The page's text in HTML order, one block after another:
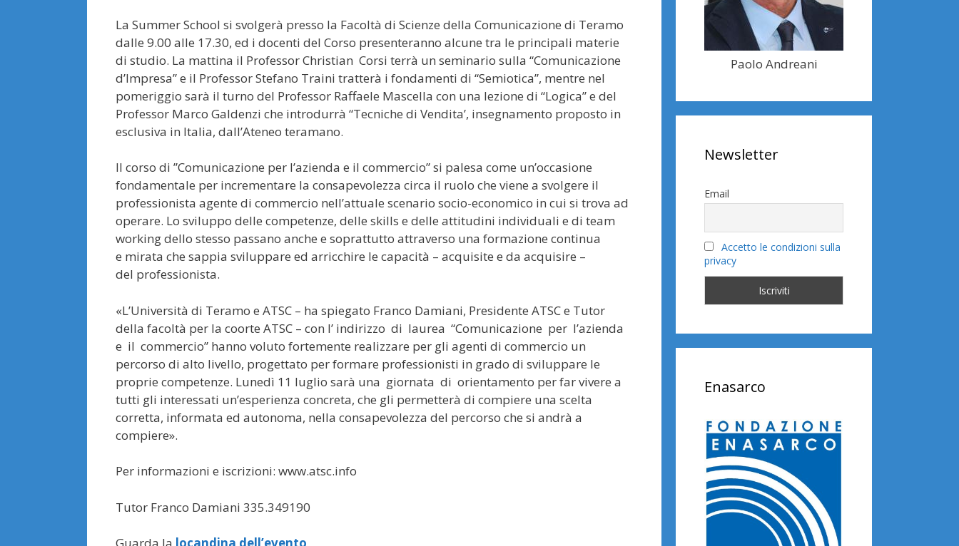
La Summer School si svolgerà presso la Facoltà di Scienze della Comunicazione di Teramo
dalle 9.00 alle 17.30, ed i docenti del Corso presenteranno alcune tra le principali materie
di studio. La mattina il Professor Christian Corsi terrà un seminario sulla “Comunicazione
d’Impresa” e il Professor Stefano Traini tratterà i fondamenti di “Semiotica”, mentre nel
pomeriggio sarà il turno del Professor Raffaele Mascella con una lezione di “Logica” e del
Professor Marco Galdenzi che introdurrà “Tecniche di Vendita’, insegnamento proposto in
esclusiva in Italia, dall’Ateneo teramano.
Il corso di ”Comunicazione per l’azienda e il commercio” si palesa come un’occasione
fondamentale per incrementare la consapevolezza circa il ruolo che viene a svolgere il
professionista agente di commercio nell’attuale scenario socio-economico in cui si trova ad
operare. Lo sviluppo delle competenze, delle skills e delle attitudini individuali e di team
working dello stesso passano anche e soprattutto attraverso una formazione continua
e mirata che sappia sviluppare ed arricchire le capacità – acquisite e da acquisire –
del professionista.
«L’Università di Teramo e ATSC – ha spiegato Franco Damiani, Presidente ATSC e Tutor
della facoltà per la coorte ATSC – con l’ indirizzo di laurea “Comunicazione per l’azienda
e il commercio” hanno voluto fortemente realizzare per gli agenti di commercio un
percorso di alto livello, progettato per formare professionisti in grado di sviluppare le
proprie competenze. Lunedì 11 luglio sarà una giornata di orientamento per far vivere a
tutti gli interessati un’esperienza concreta, che gli permetterà di compiere una scelta
corretta, informata ed autonoma, nella consapevolezza del percorso che si andrà a
compiere».
Per informazioni e iscrizioni: www.atsc.info
Tutor Franco Damiani 335.349190
Paolo Andreani
Newsletter
Email
Accetto le condizioni sulla
privacy
Enasarco